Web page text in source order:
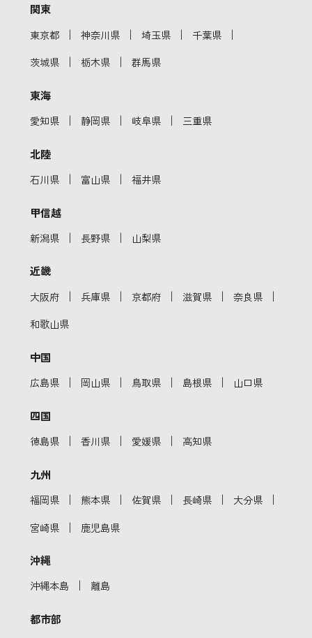
関東
東京都 ｜ 神奈川県 ｜ 埼玉県 ｜ 千葉県 ｜
茨城県 ｜ 栃木県 ｜ 群馬県
東海
愛知県 ｜ 静岡県 ｜ 岐阜県 ｜ 三重県
北陸
石川県 ｜ 富山県 ｜ 福井県
甲信越
新潟県 ｜ 長野県 ｜ 山梨県
近畿
大阪府 ｜ 兵庫県 ｜ 京都府 ｜ 滋賀県 ｜ 奈良県 ｜
和歌山県
中国
広島県 ｜ 岡山県 ｜ 鳥取県 ｜ 島根県 ｜ 山口県
四国
徳島県 ｜ 香川県 ｜ 愛媛県 ｜ 高知県
九州
福岡県 ｜ 熊本県 ｜ 佐賀県 ｜ 長崎県 ｜ 大分県 ｜
宮崎県 ｜ 鹿児島県
沖縄
沖縄本島 ｜ 離島
都市部